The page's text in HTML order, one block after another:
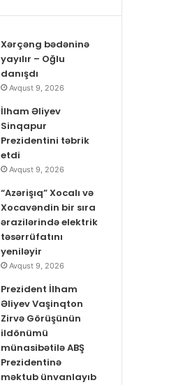
Xərçəng bədəninə
yayılır – Oğlu
danışdı
Avqust 9, 2026
İlham Əliyev
Sinqapur
Prezidentini təbrik
etdi
Avqust 9, 2026
“Azərişıq” Xocalı və
Xocavəndin bir sıra
ərazilərində elektrik
təsərrüfatını
yeniləyir
Avqust 9, 2026
Prezident İlham
Əliyev Vaşinqton
Zirvə Görüşünün
ildönümü
münasibətilə ABŞ
Prezidentinə
məktub ünvanlayıb